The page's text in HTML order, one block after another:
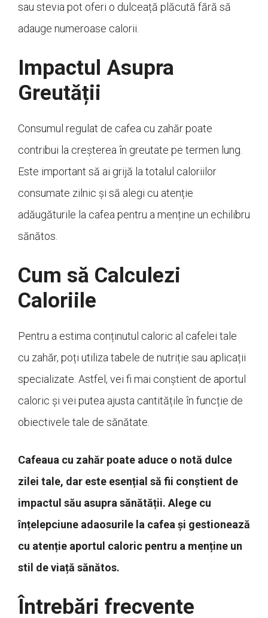
sau stevia pot oferi o dulceață plăcută fără să
adauge numeroase calorii.
Impactul Asupra
Greutății
Consumul regulat de cafea cu zahăr poate
contribui la creșterea în greutate pe termen lung.
Este important să ai grijă la totalul caloriilor
consumate zilnic și să alegi cu atenție
adăugăturile la cafea pentru a menține un echilibru
sănătos.
Cum să Calculezi
Caloriile
Pentru a estima conținutul caloric al cafelei tale
cu zahăr, poți utiliza tabele de nutriție sau aplicații
specializate. Astfel, vei fi mai conștient de aportul
caloric și vei putea ajusta cantitățile în funcție de
obiectivele tale de sănătate.
Cafeaua cu zahăr poate aduce o notă dulce
zilei tale, dar este esențial să fii conștient de
impactul său asupra sănătății. Alege cu
înțelepciune adaosurile la cafea și gestionează
cu atenție aportul caloric pentru a menține un
stil de viață sănătos.
Întrebări frecvente